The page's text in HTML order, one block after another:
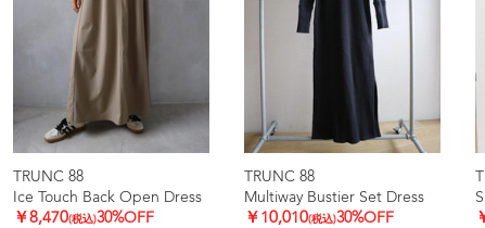
TRUNC 88
Ice Touch Back Open Dress
￥8,470(税込)30%OFF
TRUNC 88
Multiway Bustier Set Dress
￥10,010(税込)30%OFF